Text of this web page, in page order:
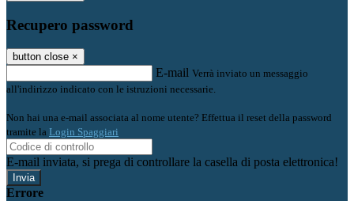
Recupero password
button close ×
E-mail Verrà inviato un messaggio
all'indirizzo indicato con le istruzioni necessarie.
Non hai una e-mail associata al nome utente? Effettua il reset della password
tramite la Login Spaggiari
E-mail inviata, si prega di controllare la casella di posta elettronica!
Errore